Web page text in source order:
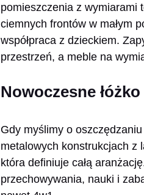
pomieszczenia z wymiarami
ciemnych frontów w małym
współpraca z dzieckiem.
przestrzeń, a meble na
Nowoczesne
Gdy myślimy o
metalowych konstrukcjach z
która definiuje całą
przechowywania, nauki i